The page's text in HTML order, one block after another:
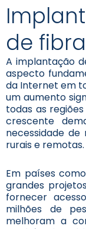
de
A implantação
aspecto
da Internet em
um aumento
todas as
crescente
necessidade
rurais e remotas.
Em países
grandes
fornecer
milhões de
melhoram a